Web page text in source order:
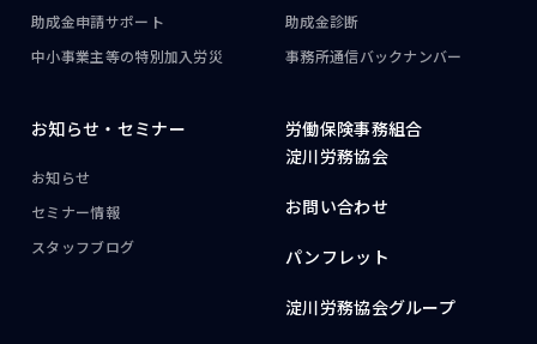
助成金申請サポート
中小事業主等の特別加入労災
助成金診断
事務所通信バックナンバー
お知らせ・ セミナー
お知らせ
セミナー情報
スタッフブログ
労働保険事務組合
淀川労務協会
お問い合わせ
パンフレット
淀川労務協会グループ